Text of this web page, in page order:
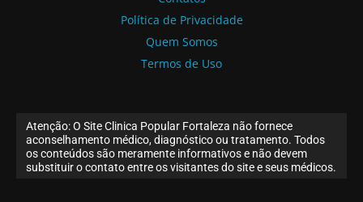
Política de Privacidade
Quem Somos
Termos de Uso
Atenção: O Site Clinica Popular Fortaleza não fornece
aconselhamento médico, diagnóstico ou tratamento. Todos
os conteúdos são meramente informativos e não devem
substituir o contato entre os visitantes do site e seus médicos.